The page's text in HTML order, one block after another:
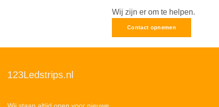
Wij zijn er om te helpen.
Contact opnemen
123Ledstrips.nl